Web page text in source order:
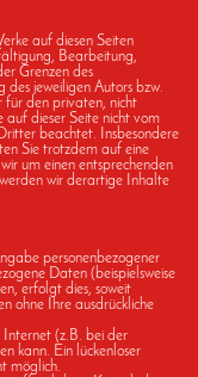
auf diesen Seiten
Bearbeitung,
Grenzen des
des jeweiligen Autors bzw.
für den privaten, nicht
dieser Seite nicht vom
beachtet. Insbesondere
Sie trotzdem auf eine
um einen entsprechenden
wir derartige Inhalte
personenbezogener
Daten (beispielsweise
erfolgt dies, soweit
ohne Ihre ausdrückliche
(z.B. bei der
kann. Ein lückenloser
möglich.